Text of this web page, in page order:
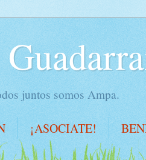
juntos somos Ampa.
¡ASOCIATE!